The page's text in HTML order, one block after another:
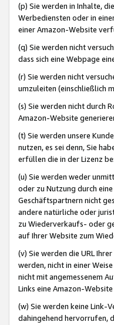
(p) Sie werden in Inhalte,
Werbediensten oder in
einer Amazon-Website
(q) Sie werden nicht
dass sich eine Webpage
(r) Sie werden nicht
umzuleiten (einschließlich
(s) Sie werden nicht durch
Amazon-Website
(t) Sie werden unsere
nutzen, es sei denn, Sie
erfüllen die in der Lizenz
(u) Sie werden weder
oder zu Nutzung durch
Geschäftspartnern nicht
andere natürliche oder
zu Wiederverkaufs- oder
auf Ihrer Website zum
(v) Sie werden die URL
werden, nicht in einer
nicht mit angemessenem
Links eine Amazon-
(w) Sie werden keine Link-
dahingehend hervorrufen,